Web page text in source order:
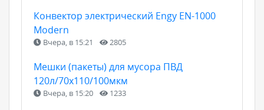
Конвектор электрический Engy EN-1000
Modern
Вчера, в 15:21 2805
Мешки (пакеты) для мусора ПВД
120л/70х110/100мкм
Вчера, в 15:20 1233